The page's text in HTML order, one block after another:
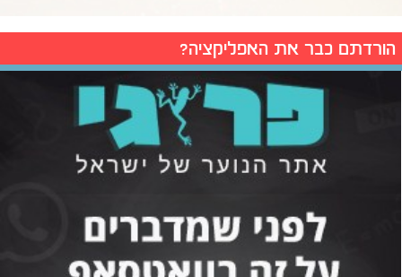
הורדתם כבר את האפליקציה?